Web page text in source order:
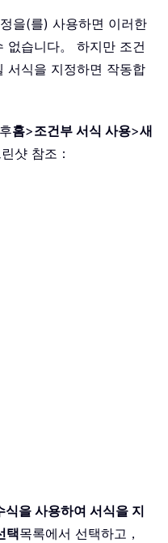
을(를) 사용하면 이러한
없습니다。 하지만 조건
서식을 지정하면 작동합
홈>조건부 서식 사용>새
샷 참조：
식을 사용하여 서식을 지
택목록에서 선택하고，